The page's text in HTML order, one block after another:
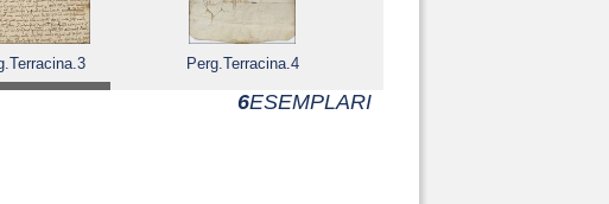
Perg.Terracina.4
6ESEMPLARI